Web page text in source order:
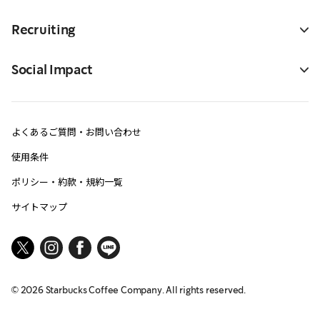
Recruiting
Social Impact
よくあるご質問・お問い合わせ
使用条件
ポリシー・約款・規約一覧
サイトマップ
©2026Starbucks Coffee Company. All rights reserved.